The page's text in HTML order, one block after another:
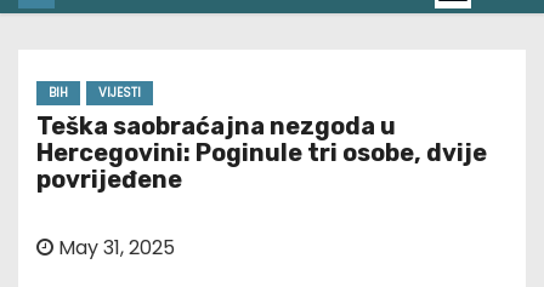
BIH VIJESTI
Teška saobraćajna nezgoda u
Hercegovini: Poginule tri osobe, dvije
povrijeđene
May 31, 2025